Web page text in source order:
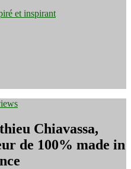
et inspirant
Chiavassa,
de 100% made in